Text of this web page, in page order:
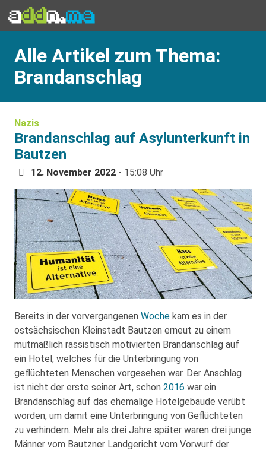
Alle Artikel zum Thema:
Brandanschlag
Nazis
Brandanschlag auf Asylunterkunft in
Bautzen
12. November 2022 - 15:08 Uhr
Bereits in der vorvergangenen Woche kam es in der
ostsächsischen Kleinstadt Bautzen erneut zu einem
mutmaßlich rassistisch motivierten Brandanschlag auf
ein Hotel, welches für die Unterbringung von
geflüchteten Menschen vorgesehen war. Der Anschlag
ist nicht der erste seiner Art, schon 2016 war ein
Brandanschlag auf das ehemalige Hotelgebäude verübt
worden, um damit eine Unterbringung von Geflüchteten
zu verhindern. Mehr als drei Jahre später waren drei junge
Männer vom Bautzner Landgericht vom Vorwurf der